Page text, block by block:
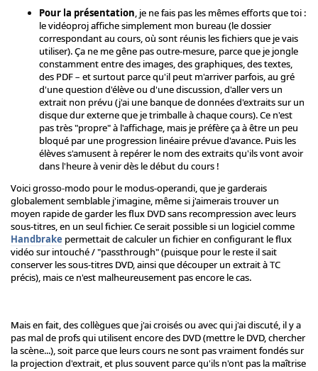
Pour la présentation , je ne fais pas les mêmes efforts que toi :
le vidéoproj affiche simplement mon bureau (le dossier
correspondant au cours, où sont réunis les fichiers que je vais
utiliser). Ça ne me gêne pas outre-mesure, parce que je jongle
constamment entre des images, des graphiques, des textes,
des PDF – et surtout parce qu'il peut m'arriver parfois, au gré
d'une question d'élève ou d'une discussion, d'aller vers un
extrait non prévu (j'ai une banque de données d'extraits sur un
disque dur externe que je trimballe à chaque cours). Ce n'est
pas très "propre" à l'affichage, mais je préfère ça à être un peu
bloqué par une progression linéaire prévue d'avance. Puis les
élèves s'amusent à repérer le nom des extraits qu'ils vont avoir
dans l'heure à venir dès le début du cours !
Voici grosso-modo pour le modus-operandi, que je garderais
globalement semblable j'imagine, même si j'aimerais trouver un
moyen rapide de garder les flux DVD sans recompression avec leurs
sous-titres, en un seul fichier. Ce serait possible si un logiciel comme
Handbrake permettait de calculer un fichier en configurant le flux
vidéo sur intouché / "passthrough" (puisque pour le reste il sait
conserver les sous-titres DVD, ainsi que découper un extrait à TC
précis), mais ce n'est malheureusement pas encore le cas.
Mais en fait, des collègues que j'ai croisés ou avec qui j'ai discuté, il y a
pas mal de profs qui utilisent encore des DVD (mettre le DVD, chercher
la scène...), soit parce que leurs cours ne sont pas vraiment fondés sur
la projection d'extrait, et plus souvent parce qu'ils n'ont pas la maîtrise